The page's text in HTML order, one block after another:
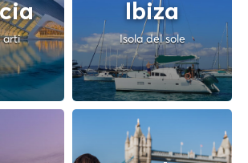
arti
Ibiza
Isola del sole